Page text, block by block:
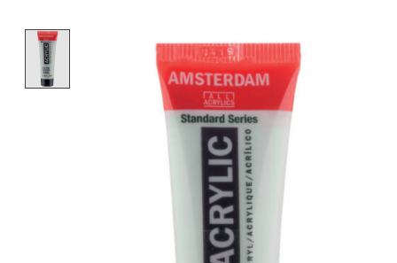
Product image slideshow Items